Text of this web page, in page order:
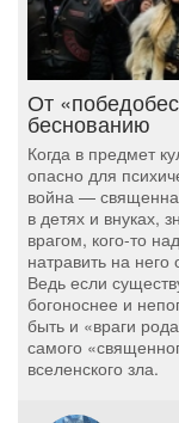
От
беснованию
Когда в предмет
опасно для
война —
в детях и внуках,
врагом, кого-то
натравить на
Ведь если
богоноснее и
быть и «враги
самого
вселенского зла.